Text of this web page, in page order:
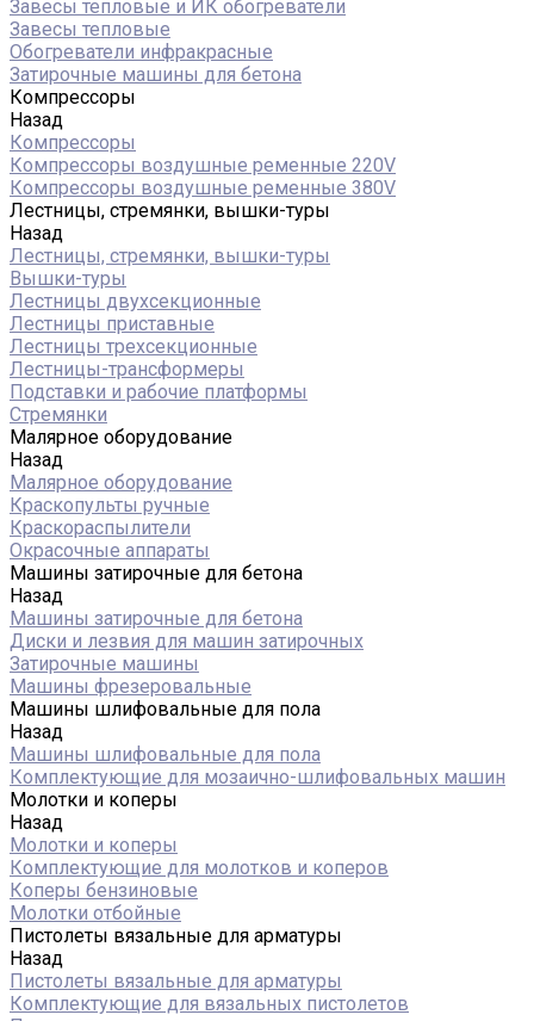
Завесы тепловые и ИК обогреватели
Завесы тепловые
Обогреватели инфракрасные
Затирочные машины для бетона
Компрессоры
Назад
Компрессоры
Компрессоры воздушные ременные 220V
Компрессоры воздушные ременные 380V
Лестницы, стремянки, вышки-туры
Назад
Лестницы, стремянки, вышки-туры
Вышки-туры
Лестницы двухсекционные
Лестницы приставные
Лестницы трехсекционные
Лестницы-трансформеры
Подставки и рабочие платформы
Стремянки
Малярное оборудование
Назад
Малярное оборудование
Краскопульты ручные
Краскораспылители
Окрасочные аппараты
Машины затирочные для бетона
Назад
Машины затирочные для бетона
Диски и лезвия для машин затирочных
Затирочные машины
Машины фрезеровальные
Машины шлифовальные для пола
Назад
Машины шлифовальные для пола
Комплектующие для мозаично-шлифовальных машин
Молотки и коперы
Назад
Молотки и коперы
Комплектующие для молотков и коперов
Коперы бензиновые
Молотки отбойные
Пистолеты вязальные для арматуры
Назад
Пистолеты вязальные для арматуры
Комплектующие для вязальных пистолетов